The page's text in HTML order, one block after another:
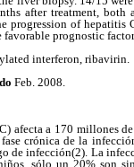
after treatment, both
progression of
prognostic
interferon, ribavirin.
Feb. 2008.
afecta a 170 millones
crónica de la
de infección(2). La
sólo un 20% son